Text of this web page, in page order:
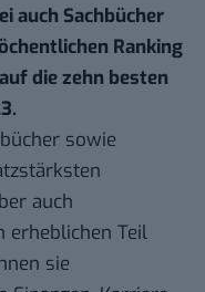
auch Sachbücher
Ranking
die zehn besten
sowie
auch
erheblichen Teil
sie